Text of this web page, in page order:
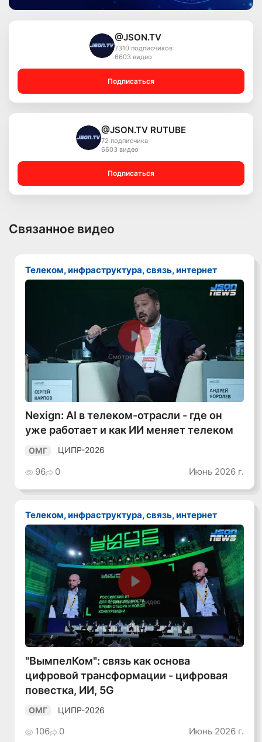
@JSON.TV
7310 подписчиков
6603 видео
Подписаться
@JSON.TV RUTUBE
72 подписчика
6603 видео
Подписаться
Связанное видео
Телеком, инфраструктура, связь, интернет
Смотреть видео
Nexign: AI в телеком-отрасли - где он
уже работает и как ИИ меняет телеком
ОМГ ЦИПР-2026
96 0 Июнь 2026 г.
Телеком, инфраструктура, связь, интернет
Смотреть видео
"ВымпелКом": связь как основа
цифровой трансформации - цифровая
повестка, ИИ, 5G
ОМГ ЦИПР-2026
106 0 Июнь 2026 г.